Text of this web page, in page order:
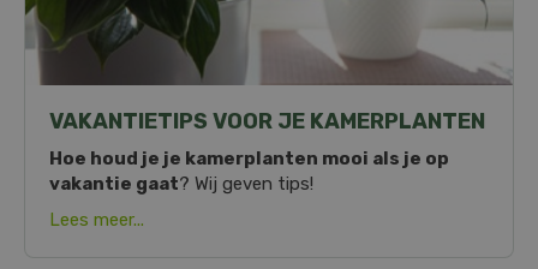
VAKANTIETIPS VOOR JE KAMERPLANTEN
Hoe houd je je kamerplanten mooi als je op
vakantie gaat? Wij geven tips!
Lees meer...